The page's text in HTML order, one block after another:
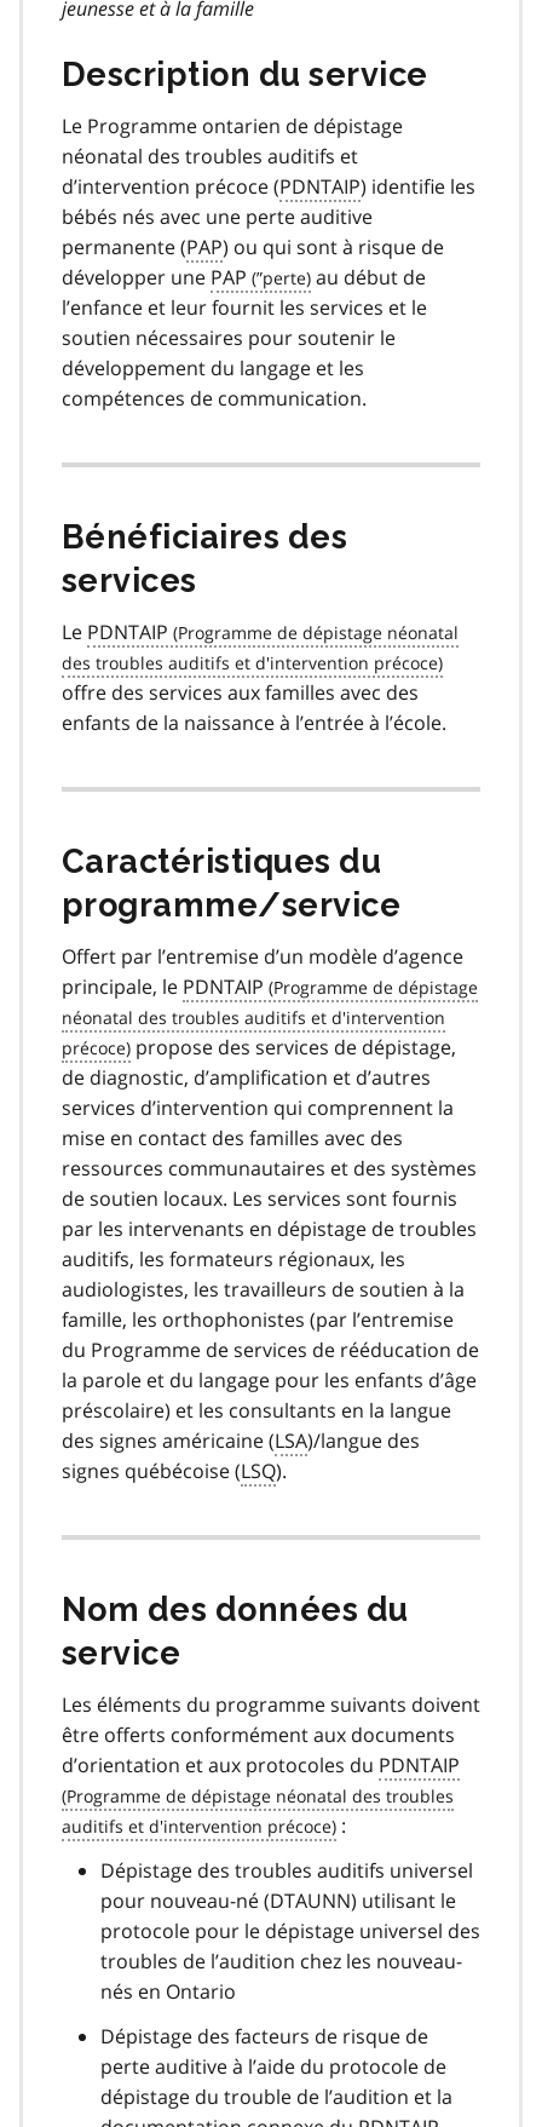
jeunesse et à la famille
Description du service
Le Programme ontarien de dépistage
néonatal des troubles auditifs et
d’intervention précoce (PDNTAIP) identifie les
bébés nés avec une perte auditive
permanente (PAP) ou qui sont à risque de
développer une PAP
au début de
l’enfance et leur fournit les services et le
soutien nécessaires pour soutenir le
développement du langage et les
compétences de communication.
Bénéficiaires des
services
Le PDNTAIP
offre des services aux familles avec des
enfants de la naissance à l’entrée à l’école.
Caractéristiques du
programme/service
Offert par l’entremise d’un modèle d’agence
principale, le PDNTAIP
propose des services de dépistage,
de diagnostic, d’amplification et d’autres
services d’intervention qui comprennent la
mise en contact des familles avec des
ressources communautaires et des systèmes
de soutien locaux. Les services sont fournis
par les intervenants en dépistage de troubles
auditifs, les formateurs régionaux, les
audiologistes, les travailleurs de soutien à la
famille, les orthophonistes (par l’entremise
du Programme de services de rééducation de
la parole et du langage pour les enfants d’âge
préscolaire) et les consultants en la langue
des signes américaine (LSA)/langue des
signes québécoise (LSQ).
Nom des données du
service
Les éléments du programme suivants doivent
être offerts conformément aux documents
d’orientation et aux protocoles du PDNTAIP
:
Dépistage des troubles auditifs universel
pour nouveau-né (DTAUNN) utilisant le
protocole pour le dépistage universel des
troubles de l’audition chez les nouveau-
nés en Ontario
Dépistage des facteurs de risque de
perte auditive à l’aide du protocole de
dépistage du trouble de l’audition et la